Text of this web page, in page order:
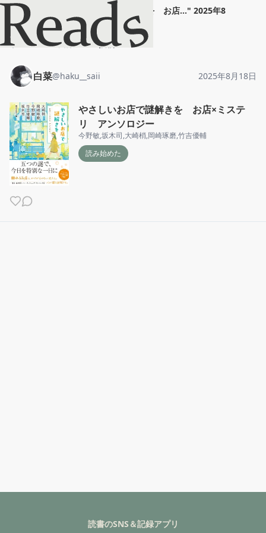
やさしいお店で謎解きを お店..." 2025年8
月18日
ホーム
白菜 投稿
白菜@haku__saii 2025年8月18日
やさしいお店で謎解きを お店×ミステ
リ アンソロジー
今野敏,坂木司,大崎梢,岡崎琢磨,竹吉優輔
読み始めた
読書のSNS＆記録アプリ